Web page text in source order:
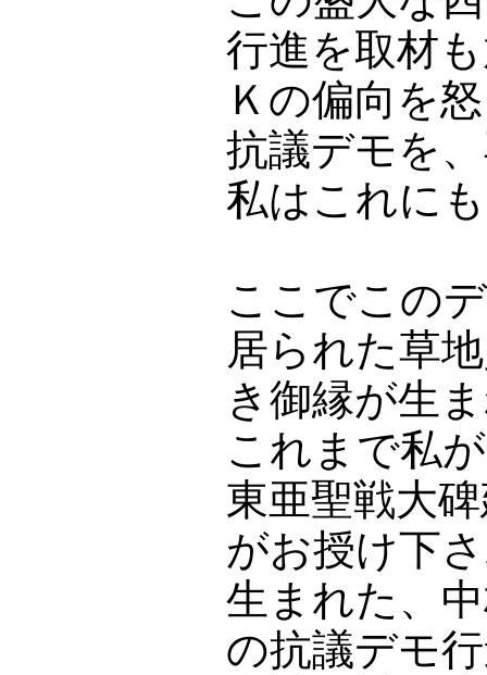
行進を取材
Ｋの偏向を
抗議デモを
私はこれに
ここでこの
居られた草
き御縁が生
これまで私
東亜聖戦大
がお授け下
生まれた、
の抗議デモ